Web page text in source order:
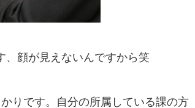
、顔が見えないんですから笑
りです。自分の所属している課の方